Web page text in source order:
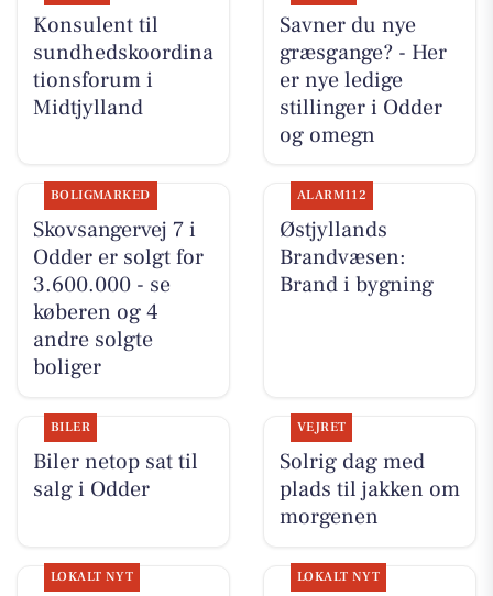
Konsulent til
sundhedskoordina
tionsforum i
Midtjylland
Savner du nye
græsgange? - Her
er nye ledige
stillinger i Odder
og omegn
BOLIGMARKED
Skovsangervej 7 i
Odder er solgt for
3.600.000 - se
køberen og 4
andre solgte
boliger
ALARM112
Østjyllands
Brandvæsen:
Brand i bygning
BILER
Biler netop sat til
salg i Odder
VEJRET
Solrig dag med
plads til jakken om
morgenen
LOKALT NYT LOKALT NYT